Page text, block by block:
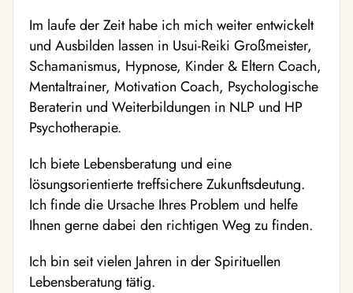
Im laufe der Zeit habe ich mich weiter entwickelt
und Ausbilden lassen in Usui-Reiki Großmeister,
Schamanismus, Hypnose, Kinder & Eltern Coach,
Mentaltrainer, Motivation Coach, Psychologische
Beraterin und Weiterbildungen in NLP und HP
Psychotherapie.
Ich biete Lebensberatung und eine
lösungsorientierte treffsichere Zukunftsdeutung.
Ich finde die Ursache Ihres Problem und helfe
Ihnen gerne dabei den richtigen Weg zu finden.
Ich bin seit vielen Jahren in der Spirituellen
Lebensberatung tätig.